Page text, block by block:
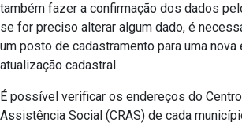
também fazer a confirmação dos dados
se for preciso alterar algum dado, é
um posto de cadastramento para uma
atualização cadastral.
É possível verificar os endereços do
Assistência Social (CRAS) de cada